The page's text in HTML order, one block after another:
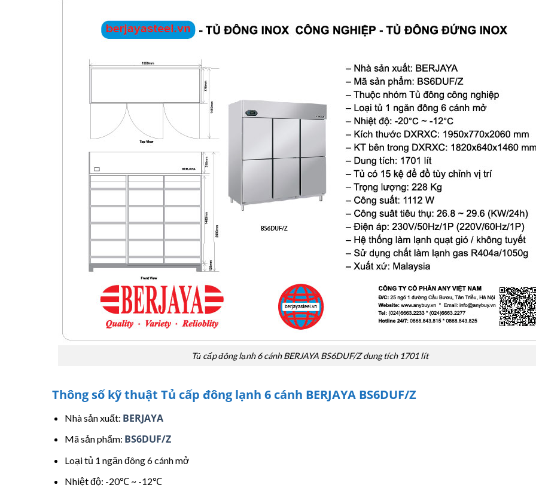
Tủ cấp đông lạnh 6 cánh BERJAYA BS6DUF/Z dung tích 1701 lít
Thông số kỹ thuật Tủ cấp đông lạnh 6 cánh BERJAYA BS6DUF/Z
Nhà sản xuất: BERJAYA
Mã sản phẩm: BS6DUF/Z
Loại tủ 1 ngăn đông 6 cánh mở
Nhiệt độ: -20℃ ~ -12℃